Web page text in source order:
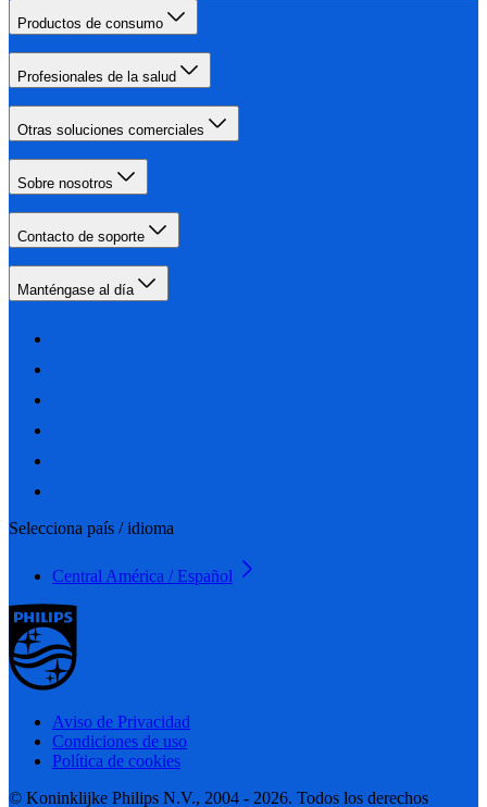
Productos de consumo
Profesionales de la salud
Otras soluciones comerciales
Sobre nosotros
Contacto de soporte
Manténgase al día
Selecciona país / idioma
Central América / Español
Aviso de Privacidad
Condiciones de uso
Política de cookies
© Koninklijke Philips N.V., 2004 - 2026. Todos los derechos